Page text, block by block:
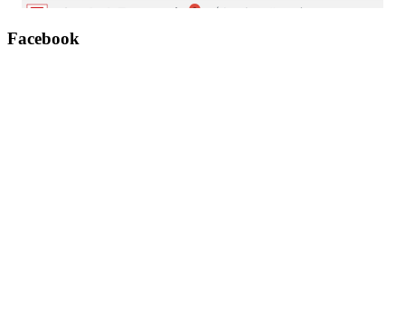
Facebook